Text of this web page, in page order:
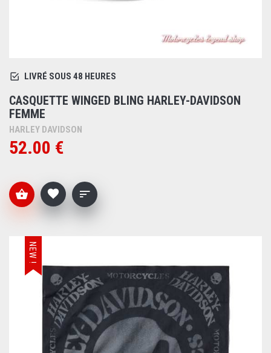
LIVRÉ SOUS 48 HEURES
CASQUETTE WINGED BLING HARLEY-DAVIDSON
FEMME
HARLEY DAVIDSON
52.00 €
NEW !